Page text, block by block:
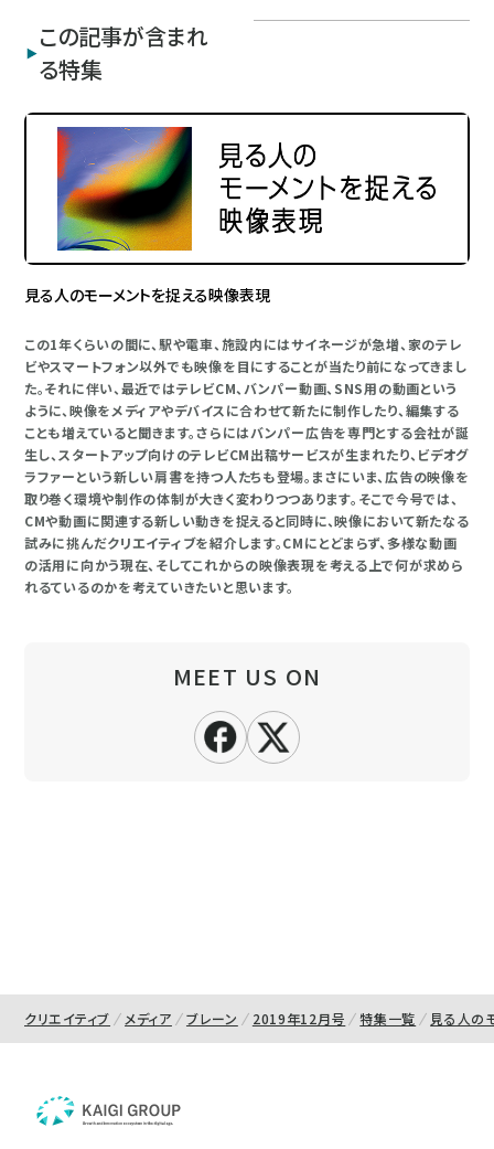
この記事が含まれ
る特集
見る人のモーメントを捉える映像表現
この1年くらいの間に、駅や電車、施設内にはサイネージが急増、家のテレ
ビやスマートフォン以外でも映像を目にすることが当たり前になってきまし
た。それに伴い、最近ではテレビCM、バンパー動画、SNS用の動画という
ように、映像をメディアやデバイスに合わせて新たに制作したり、編集する
ことも増えていると聞きます。さらにはバンパー広告を専門とする会社が誕
生し、スタートアップ向けのテレビCM出稿サービスが生まれたり、ビデオグ
ラファーという新しい肩書を持つ人たちも登場。まさにいま、広告の映像を
取り巻く環境や制作の体制が大きく変わりつつあります。そこで今号では、
CMや動画に関連する新しい動きを捉えると同時に、映像において新たなる
試みに挑んだクリエイティブを紹介します。CMにとどまらず、多様な動画
の活用に向かう現在、そしてこれからの映像表現を考える上で何が求めら
れるているのかを考えていきたいと思います。
MEET US ON
クリエイティブ メディア ブレーン 2019年12月号 特集一覧 見る人の